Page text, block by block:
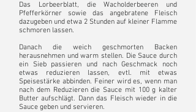
Das Lorbeerblatt, die Wacholderbeeren und
Pfefferkörner sowie das angebratene Fleisch
dazugeben und etwa 2 Stunden auf kleiner Flamme
schmoren lassen.
Danach die weich geschmorten Backen
herausnehmen und warm stellen. Die Sauce durch
ein Sieb passieren und nach Geschmack noch
etwas reduzieren lassen, evtl. mit etwas
Speisestärke abbinden. Feiner wird es, wenn man
nach dem Reduzieren die Sauce mit 100 g kalter
Butter aufschlägt. Dann das Fleisch wieder in die
Sauce geben und servieren.